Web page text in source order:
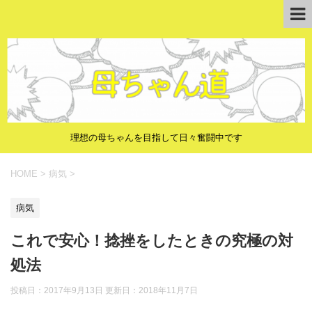
理想の母ちゃんを目指して日々奮闘中です
HOME > 病気 >
病気
これで安心！捻挫をしたときの究極の対
処法
投稿日：2017年9月13日 更新日： 2018年11月7日